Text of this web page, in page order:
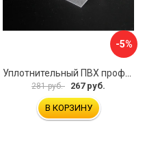
-5%
281 руб. 267 руб.
В КОРЗИНУ